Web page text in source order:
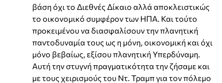
βάση όχι το Διεθνές Δίκαιο αλλά αποκλειστικώς
το οικονομικό συμφέρον των ΗΠΑ. Και τούτο
προκειμένου να διασφαλίσουν την πλανητική
παντοδυναμία τους ως η μόνη, οικονομική και όχι
μόνο βεβαίως, εξίσου πλανητική Υπερδύναμη.
Αυτή την στυγνή πραγματικότητα την ζήσαμε και
με τους χειρισμούς του Ντ. Τραμπ για τον πόλεμο